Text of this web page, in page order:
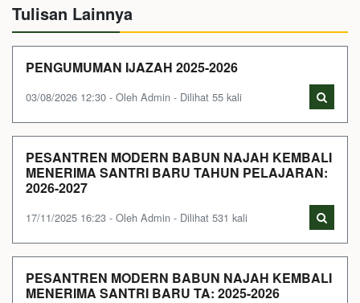
Tulisan Lainnya
PENGUMUMAN IJAZAH 2025-2026
03/08/2026 12:30 - Oleh Admin - Dilihat 55 kali
PESANTREN MODERN BABUN NAJAH KEMBALI
MENERIMA SANTRI BARU TAHUN PELAJARAN:
2026-2027
17/11/2025 16:23 - Oleh Admin - Dilihat 531 kali
PESANTREN MODERN BABUN NAJAH KEMBALI
MENERIMA SANTRI BARU TA: 2025-2026